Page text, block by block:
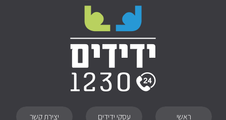
ראשי עסקי ידידים יצירת קשר